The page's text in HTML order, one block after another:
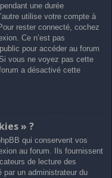
une durée
utilise votre compte à
rester connecté, cochez
Ce n’est pas
pour accéder au forum
vous ne voyez pas cette
a désactivé cette
» ?
qui conservent vos
au forum. Ils fournissent
de lecture des
un administrateur du